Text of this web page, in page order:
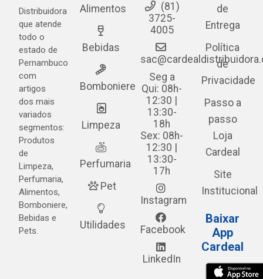
Distribuidora
que atende
todo o
estado de
Pernambuco
com
artigos
dos mais
variados
segmentos:
Produtos
de
Limpeza,
Perfumaria,
Alimentos,
Bomboniere,
Bebidas e
Pets.
Alimentos
Bebidas
Bomboniere
Limpeza
Perfumaria
Pet
Utilidades
(81)
3725-
4005
Seg a
Qui: 08h-
12:30 |
13:30-
18h
Sex: 08h-
12:30 |
13:30-
17h
Instagram
Facebook
LinkedIn
de
Entrega
Política
de
Privacidade
Passo a
passo
Loja
Cardeal
Site
Institucional
Baixar
App
Cardeal